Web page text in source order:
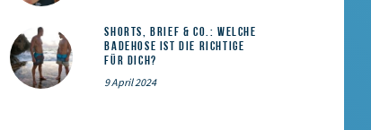
Shorts, Brief & Co.: Welche
Badehose ist die Richtige
für dich?
9 April 2024